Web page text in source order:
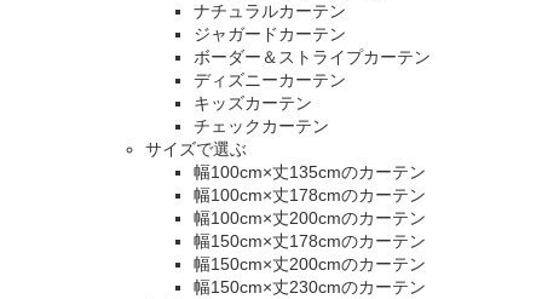
ナチュラルカーテン
ジャガードカーテン
ボーダー＆ストライプカーテン
ディズニーカーテン
キッズカーテン
チェックカーテン
サイズで選ぶ
幅100cm×丈135cmのカーテン
幅100cm×丈178cmのカーテン
幅100cm×丈200cmのカーテン
幅150cm×丈178cmのカーテン
幅150cm×丈200cmのカーテン
幅150cm×丈230cmのカーテン